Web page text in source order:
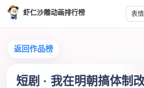
虾仁沙雕动画排行榜 表情
返回作品榜
短剧 · 我在明朝搞体制